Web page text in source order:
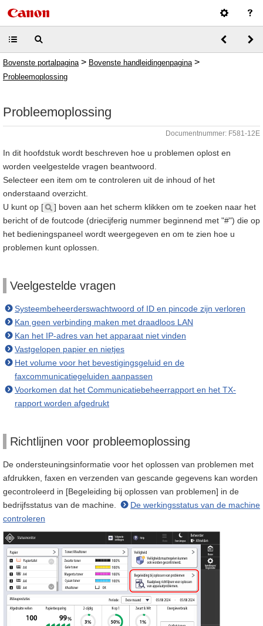
Bovenste portalpagina > Bovenste handleidingenpagina >
Probleemoplossing
Probleemoplossing
Documentnummer: F581-12E
In dit hoofdstuk wordt beschreven hoe u problemen oplost en
worden veelgestelde vragen beantwoord.
Selecteer een item om te controleren uit de inhoud of het
onderstaand overzicht.
U kunt op [
] boven aan het scherm klikken om te zoeken naar het
bericht of de foutcode (driecijferig nummer beginnend met "#") die op
het bedieningspaneel wordt weergegeven en om te zien hoe u
problemen kunt oplossen.
Veelgestelde vragen
Systeembeheerderswachtwoord of ID en pincode zijn verloren
Kan geen verbinding maken met draadloos LAN
Kan het IP-adres van het apparaat niet vinden
Vastgelopen papier en nietjes
Het volume voor het bevestigingsgeluid en de
faxcommunicatiegeluiden aanpassen
Voorkomen dat het Communicatiebeheerrapport en het TX-
rapport worden afgedrukt
Richtlijnen voor probleemoplossing
De ondersteuningsinformatie voor het oplossen van problemen met
afdrukken, faxen en verzenden van gescande gegevens kan worden
gecontroleerd in [Begeleiding bij oplossen van problemen] in de
bedrijfsstatus van de machine.
De werkingsstatus van de machine
controleren